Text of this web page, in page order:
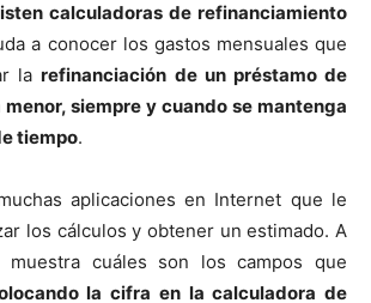
calculadoras de refinanciamiento
a conocer los gastos mensuales que
larefinanciación de un préstamo de
siempre y cuando se mantenga
tiempo.
aplicaciones en Internet que le
los cálculos y obtener un estimado. A
muestra cuáles son los campos que
la cifra en la calculadora de